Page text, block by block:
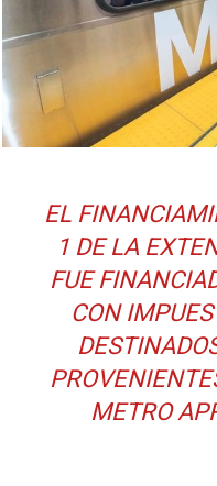
EL
1 DE LA
FUE
CON
METRO